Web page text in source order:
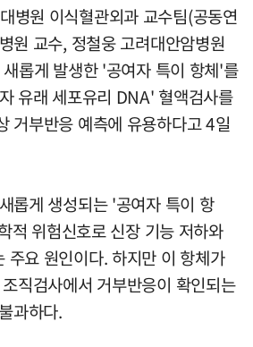
병원 이식혈관외과 교수팀(공동연
원 교수, 정철웅 고려대안암병원
롭게 발생한 '공여자 특이 항체'를
유래 세포유리 DNA' 혈액검사를
거부반응 예측에 유용하다고 4일
롭게 생성되는 '공여자 특이 항
적 위험신호로 신장 기능 저하와
주요 원인이다. 하지만 이 항체가
직검사에서 거부반응이 확인되는
과하다.